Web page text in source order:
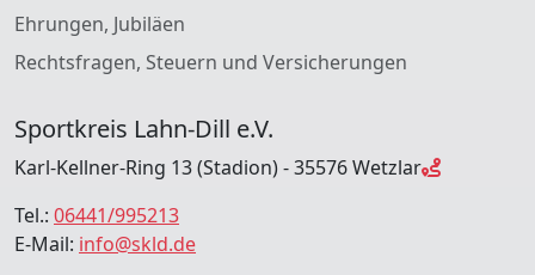
Ehrungen, Jubiläen
Rechtsfragen, Steuern und Versicherungen
Sportkreis Lahn-Dill e.V.
Karl-Kellner-Ring 13 (Stadion) - 35576 Wetzlar
Tel.: 06441/995213
E-Mail: info@skld.de